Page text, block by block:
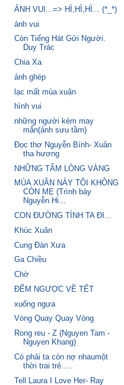
ẢNH VUI...=> HÌ,HÌ,HÌ... (*_*)
ảnh vui
Còn Tiếng Hát Gửi Người.
Duy Trác
Chia Xa
ảnh ghép
lạc mất mùa xuân
hình vui
những người kém may
mắn(ảnh sưu tầm)
Đọc thơ Nguyễn Bính- Xuân
tha hương
NHỮNG TẤM LÒNG VÀNG
MÙA XUÂN NÀY TÔI KHÔNG
CÒN MẸ (Trình bày
Nguyễn Hi...
CON ĐƯỜNG TÌNH TA ĐI...
Khúc Xuân
Cung Đàn Xưa
Ga Chiều
Chờ
ĐẾM NGƯỢC VỀ TẾT
xuống ngựa
Vòng Quay Quay Vòng
Rong reu - Z (Nguyen Tam -
Nguyen Khang)
Có phải ta còn nợ nhaumột
thời trai trẻ.....
Tell Laura I Love Her- Ray